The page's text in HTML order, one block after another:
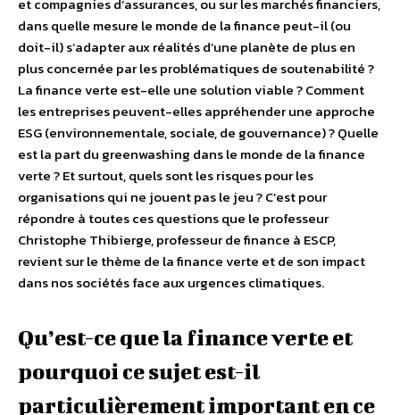
dans quelle mesure le monde de la finance peut-il (ou
doit-il) s’adapter aux réalités d’une planète de plus en
plus concernée par les problématiques de soutenabilité ?
La finance verte est-elle une solution viable ? Comment
les entreprises peuvent-elles appréhender une approche
ESG (environnementale, sociale, de gouvernance) ? Quelle
est la part du greenwashing dans le monde de la finance
verte ? Et surtout, quels sont les risques pour les
organisations qui ne jouent pas le jeu ? C’est pour
répondre à toutes ces questions que le professeur
Christophe Thibierge, professeur de finance à ESCP,
revient sur le thème de la finance verte et de son impact
dans nos sociétés face aux urgences climatiques.
Qu’est-ce que la finance verte et
pourquoi ce sujet est-il
particulièrement important en ce